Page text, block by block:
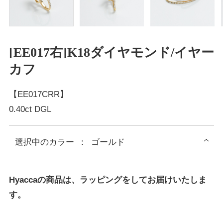
[EE017右]K18ダイヤモンド/イヤー
カフ
【EE017CRR】
0.40ct DGL
選択中のカラー ： ゴールド
Hyaccaの商品は、ラッピングをしてお届けいたしま
す。